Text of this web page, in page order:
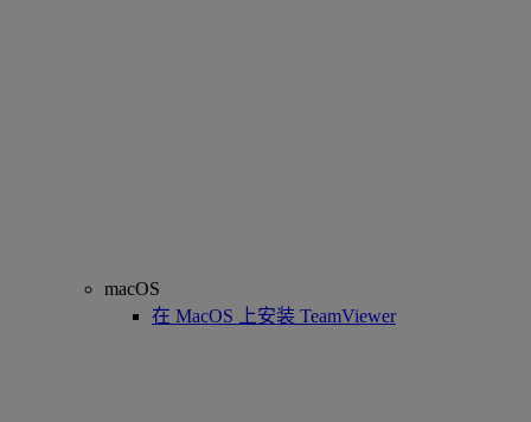
macOS
在 MacOS 上安装 TeamViewer